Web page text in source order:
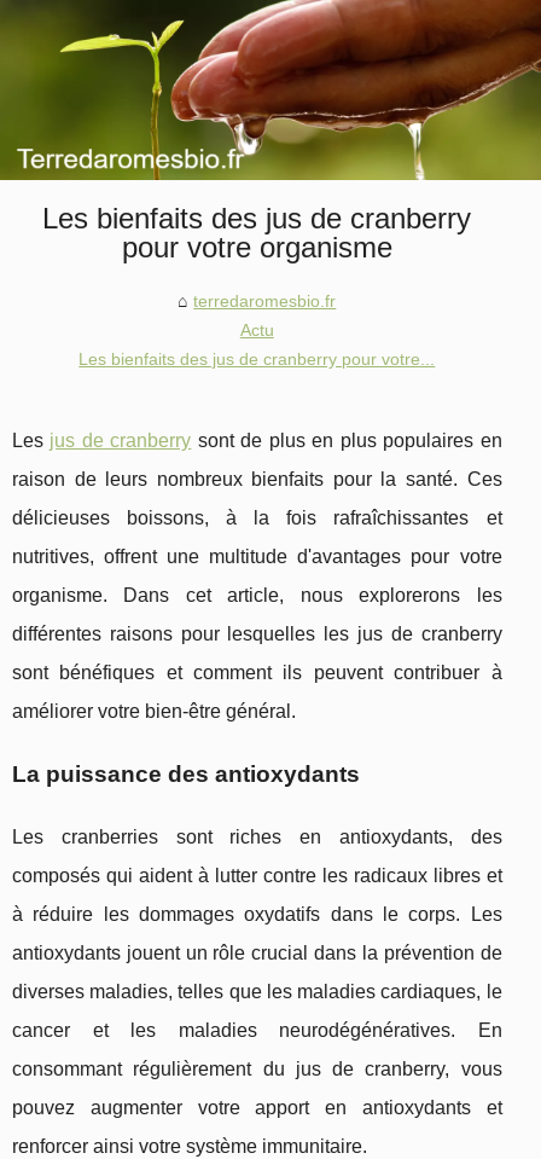
Les bienfaits des jus de cranberry
pour votre organisme
terredaromesbio.fr
Actu
Les bienfaits des jus de cranberry pour votre...
Les jus de cranberry sont de plus en plus populaires en
raison de leurs nombreux bienfaits pour la santé. Ces
délicieuses boissons, à la fois rafraîchissantes et
nutritives, offrent une multitude d'avantages pour votre
organisme. Dans cet article, nous explorerons les
différentes raisons pour lesquelles les jus de cranberry
sont bénéfiques et comment ils peuvent contribuer à
améliorer votre bien-être général.
La puissance des antioxydants
Les cranberries sont riches en antioxydants, des
composés qui aident à lutter contre les radicaux libres et
à réduire les dommages oxydatifs dans le corps. Les
antioxydants jouent un rôle crucial dans la prévention de
diverses maladies, telles que les maladies cardiaques, le
cancer et les maladies neurodégénératives. En
consommant régulièrement du jus de cranberry, vous
pouvez augmenter votre apport en antioxydants et
renforcer ainsi votre système immunitaire.